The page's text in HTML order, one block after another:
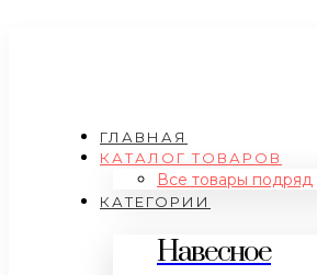
ГЛАВНАЯ
КАТАЛОГ ТОВАРОВ
Все товары подряд
КАТЕГОРИИ
Навесное